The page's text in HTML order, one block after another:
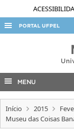
PORTAL UFPEL
EDITAIS
INTERNACIONAL
MENU
Início 2015
Museu das Coisas